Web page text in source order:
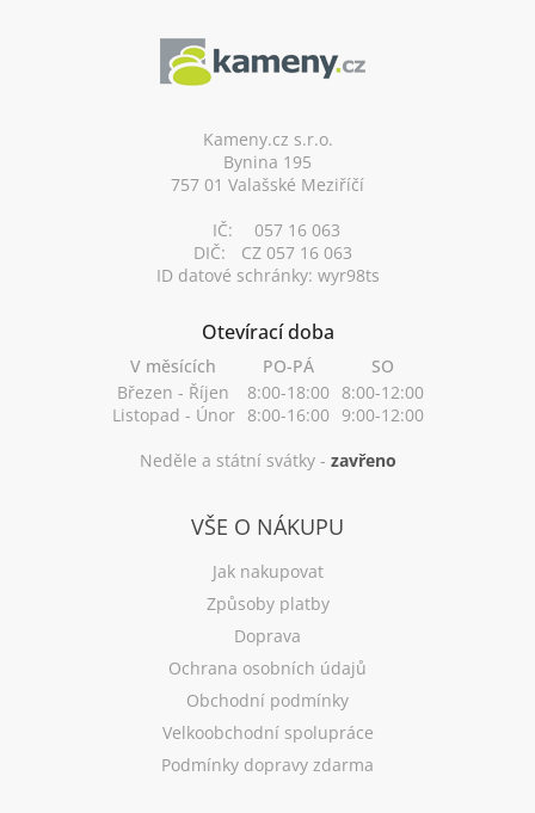
Kameny.cz s.r.o.
Bynina 195
757 01 Valašské Meziříčí
IČ:
057 16 063
DIČ:
CZ 057 16 063
ID datové schránky: wyr98ts
Otevírací doba
V měsících PO-PÁ
SO
Březen - Říjen
8:00-18:00 8:00-12:00
Listopad - Únor 8:00-16:00 9:00-12:00
Neděle a státní svátky - zavřeno
VŠE O NÁKUPU
Jak nakupovat
Způsoby platby
Doprava
Ochrana osobních údajů
Obchodní podmínky
Velkoobchodní spolupráce
Podmínky dopravy zdarma